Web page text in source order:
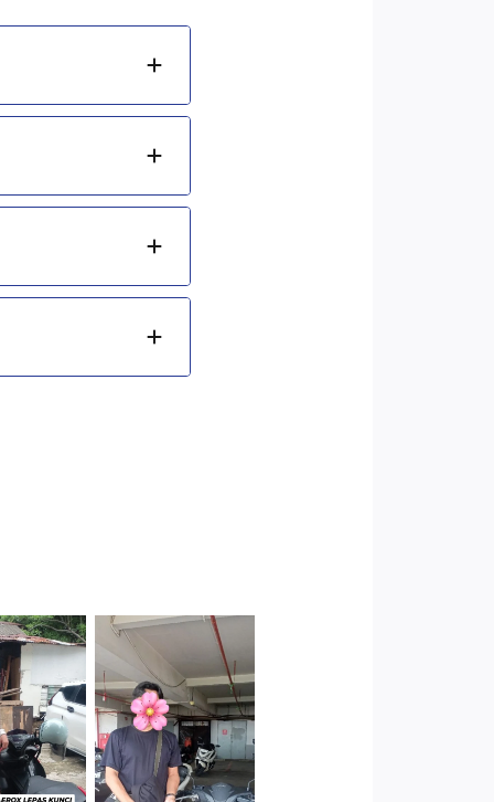
Jakarta
Cityplaza
Jatinegara
Gedung Parkir